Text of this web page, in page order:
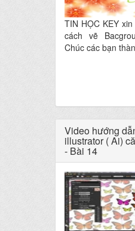
TIN HỌC KEY
cách vẽ
Chúc các bạn
Video hướng
illustrator ( Ai)
- Bài 14